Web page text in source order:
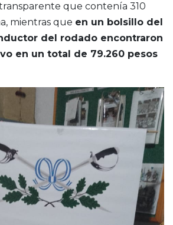
que contenía 310
mientras que en un bolsillo del
del rodado encontraron
en un total de 79.260 pesos